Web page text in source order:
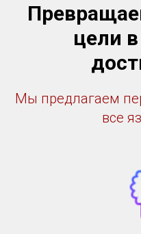
цели
Мы предлагаем
все